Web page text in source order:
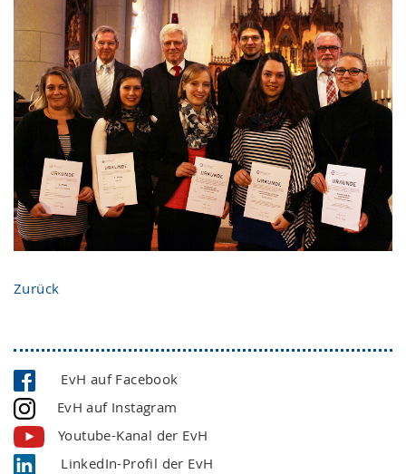
Zurück
EvH auf Facebook
EvH auf Instagram
Youtube-Kanal der EvH
LinkedIn-Profil der EvH